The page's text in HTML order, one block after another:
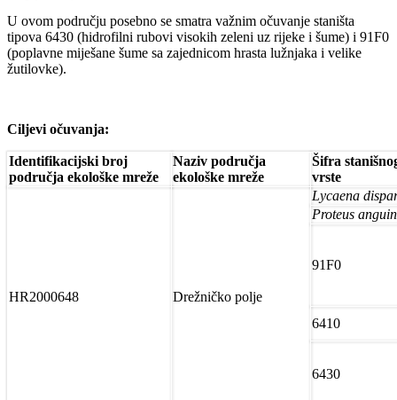
U ovom području posebno se smatra važnim očuvanje staništa
tipova 6430 (hidrofilni rubovi visokih zeleni uz rijeke i šume) i 91F0
(poplavne miješane šume sa zajednicom hrasta lužnjaka i velike
žutilovke).
Ciljevi očuvanja:
Identifikacijski broj
područja ekološke mreže
Naziv područja
ekološke mreže
Šifra
vrste
HR2000648 Drežničko polje
Lycaena
Proteus
91F0
6410
6430